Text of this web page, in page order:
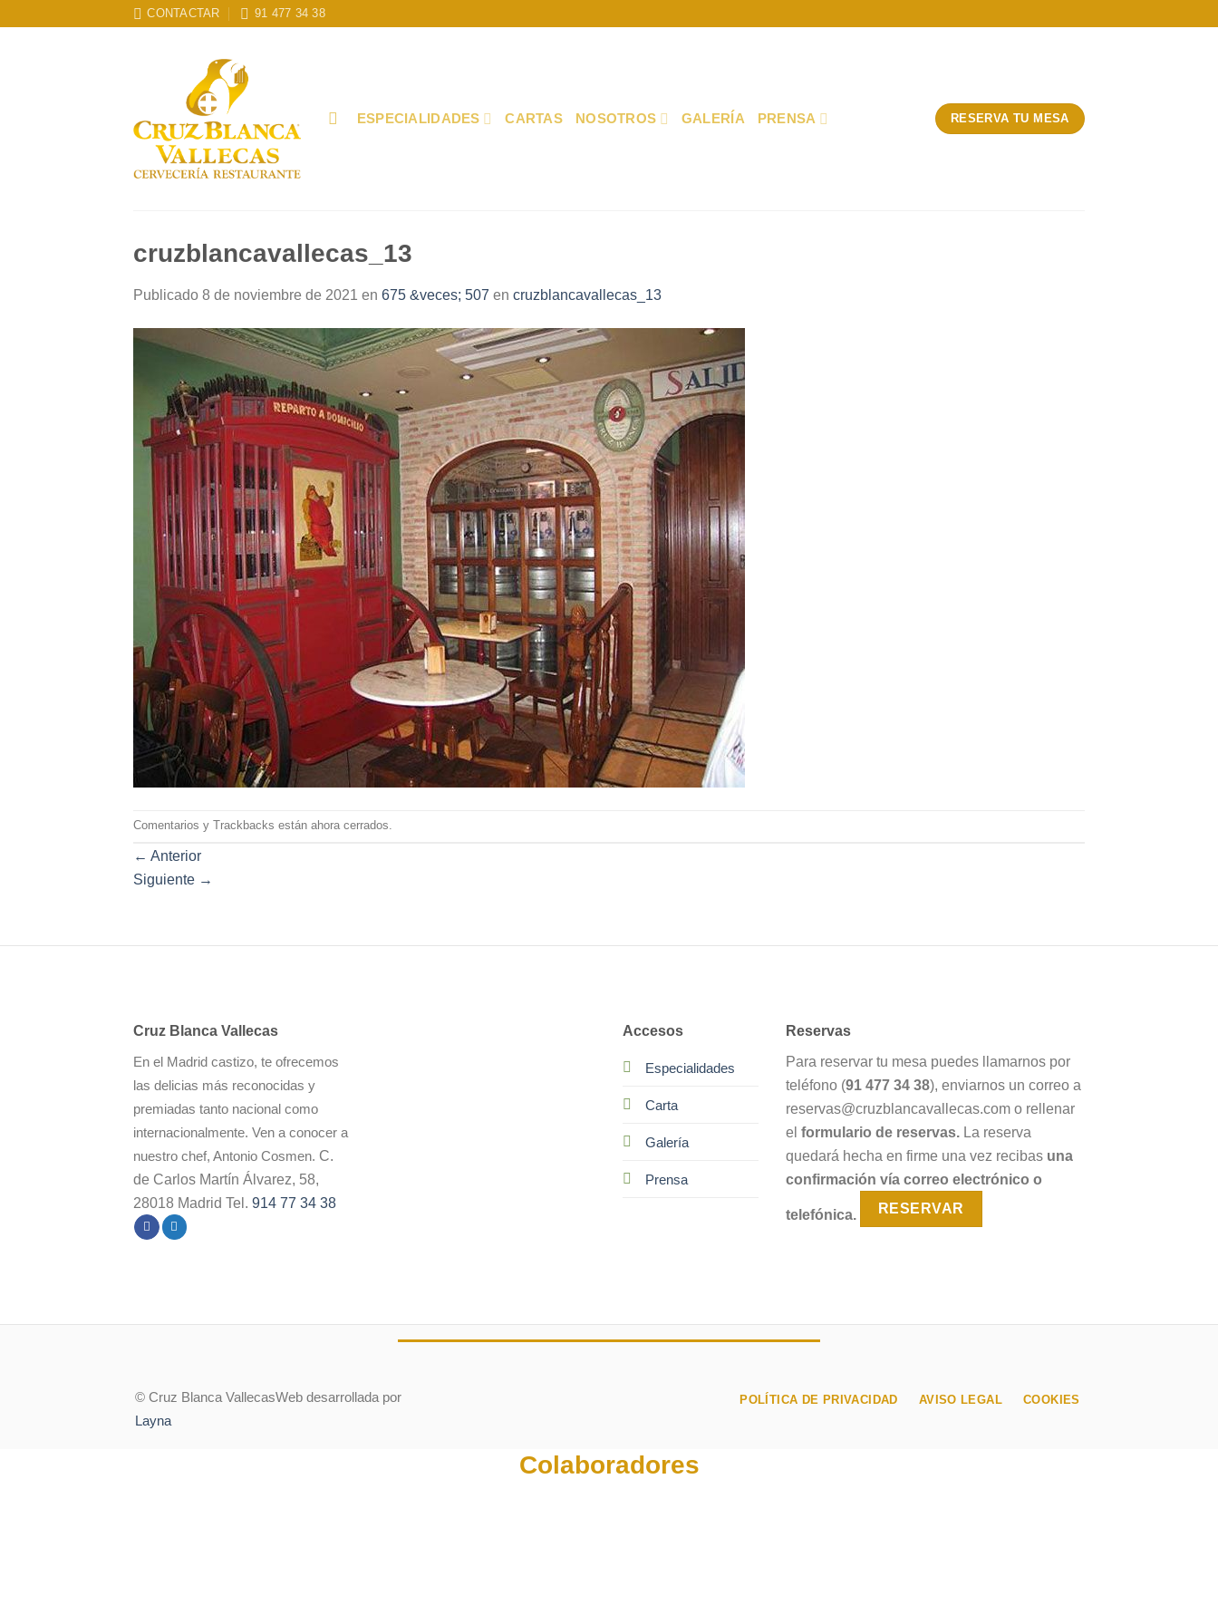
CONTACTAR 91 477 34 38
ESPECIALIDADES CARTAS NOSOTROS GALERÍA PRENSA RESERVA TU MESA
cruzblancavallecas_13
Publicado 8 de noviembre de 2021 en 675 &veces; 507 en cruzblancavallecas_13
Comentarios y Trackbacks están ahora cerrados.
← Anterior
Siguiente →
Cruz Blanca Vallecas
En el Madrid castizo, te ofrecemos
las delicias más reconocidas y
premiadas tanto nacional como
internacionalmente. Ven a conocer a
nuestro chef, Antonio Cosmen. C.
de Carlos Martín Álvarez, 58,
28018 Madrid Tel. 914 77 34 38
Accesos
Especialidades
Carta
Galería
Prensa
Reservas
Para reservar tu mesa puedes llamarnos por
teléfono (91 477 34 38), enviarnos un correo a
reservas@cruzblancavallecas.com o rellenar
el formulario de reservas. La reserva
quedará hecha en firme una vez recibas una
confirmación vía correo electrónico o
telefónica. RESERVAR
© Cruz Blanca VallecasWeb desarrollada por
Layna
POLÍTICA DE PRIVACIDAD AVISO LEGAL COOKIES
Colaboradores